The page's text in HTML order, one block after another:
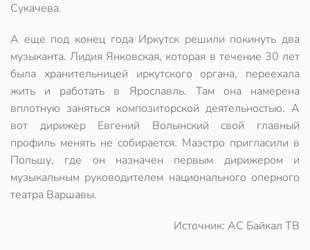
Сукачева.
А еще под конец года Иркутск решили покинуть два
музыканта. Лидия Янковская, которая в течение 30 лет
была хранительницей иркутского органа, переехала
жить и работать в Ярославль. Там она намерена
вплотную заняться композиторской деятельностью. А
вот дирижер Евгений Волынский свой главный
профиль менять не собирается. Маэстро пригласили в
Польшу, где он назначен первым дирижером и
музыкальным руководителем национального оперного
театра Варшавы.
Источник: АС Байкал ТВ